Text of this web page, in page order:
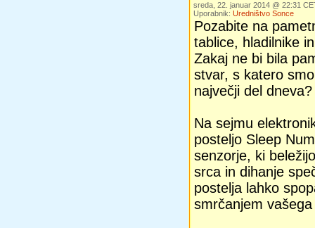
sreda, 22. januar 2014 @ 22:31
Uporabnik: Uredništvo Sonce
Pozabite na
tablice, hladilnike
Zakaj ne bi bila
stvar, s katero
največji del dneva?
Na sejmu
posteljo Sleep
senzorje, ki
srca in dihanje
postelja lahko
smrčanjem